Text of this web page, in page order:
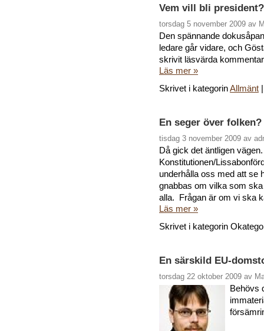
Vem vill bli president?
torsdag 5 november 2009 av
Den spännande
ledare går vidare, och
skrivit läsvärda
Läs mer »
Skrivet i kategorinAllmänt
En seger över folken?
tisdag 3 november 2009 av
Då gick det äntligen
Konstitutionen/
underhålla oss med att se
gnabbas om vilka som ska
alla. Frågan är om vi ska
Läs mer »
Skrivet i kategorin
En särskild EU-
torsdag 22 oktober 2009 av
Behövs